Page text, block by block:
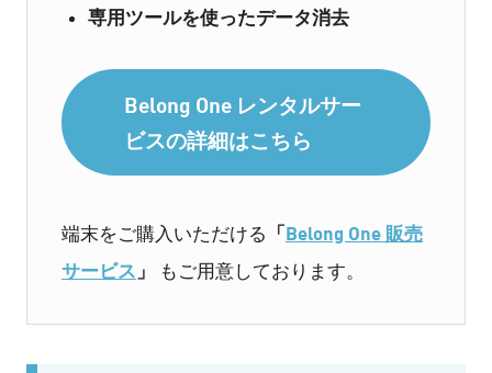
専用ツールを使ったデータ消去
Belong One レンタルサー
ビスの詳細はこちら
端末をご購入いただける 「Belong One 販売
サービス 」 もご用意しております。